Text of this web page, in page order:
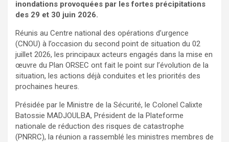
inondations provoquées par les fortes précipitations
des 29 et 30 juin 2026.
Réunis au Centre national des opérations d’urgence
(CNOU) à l’occasion du second point de situation du 02
juillet 2026, les principaux acteurs engagés dans la mise en
œuvre du Plan ORSEC ont fait le point sur l’évolution de la
situation, les actions déjà conduites et les priorités des
prochaines heures.
Présidée par le Ministre de la Sécurité, le Colonel Calixte
Batossie MADJOULBA, Président de la Plateforme
nationale de réduction des risques de catastrophe
(PNRRC), la réunion a rassemblé les ministres membres de